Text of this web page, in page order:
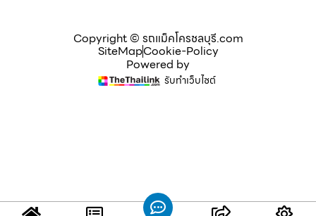
Copyright © รถแม็คโครชลบุรี.com
SiteMapCookie-Policy
Powered by
รับทำเว็บไซต์